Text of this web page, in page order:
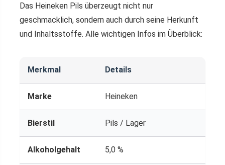
Das Heineken Pils überzeugt nicht nur
geschmacklich, sondern auch durch seine Herkunft
und Inhaltsstoffe. Alle wichtigen Infos im Überblick:
Merkmal Details
Marke Heineken
Bierstil Pils / Lager
Alkoholgehalt 5,0 %